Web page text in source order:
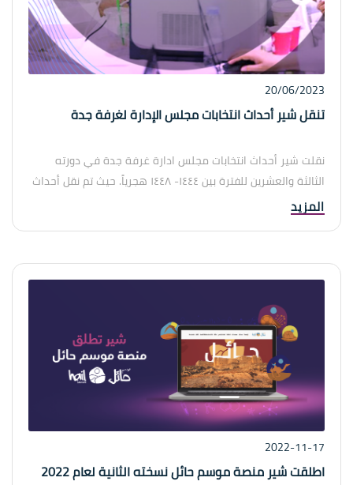
20/06/2023
تنقل شير أحداث انتخابات مجلس الإدارة لغرفة جدة
نقلت شير أحداث انتخابات مجلس ادارة غرفة جدة في دورته
الثالثة والعشرين للفترة بين ١٤٤٤- ١٤٤٨ هجرياً. حيث تم نقل أحداث
الانتخابات كاملة مباشرةً على حسابات مواقع التواصل الاجتماعي
الخاصة بغرفة جدة.
عشر عضواً حيث يقوم وزير التجارة بتعيين ثلاث اعضاء ويتم اختيار
بداية ترشح المنتخبين الى اعلان النتائج .
المزيد
2022-11-17
اطلقت شير منصة موسم حائل نسخته الثانية لعام 2022